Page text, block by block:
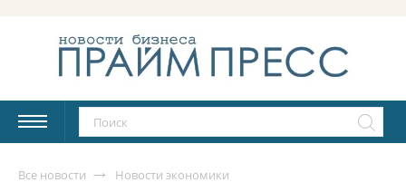
Все новости Новости экономики